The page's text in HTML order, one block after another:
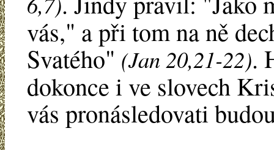
vás," a při tom na ně
Svatého" (Jan 20,21-22).
dokonce i ve slovech
vás pronásledovati